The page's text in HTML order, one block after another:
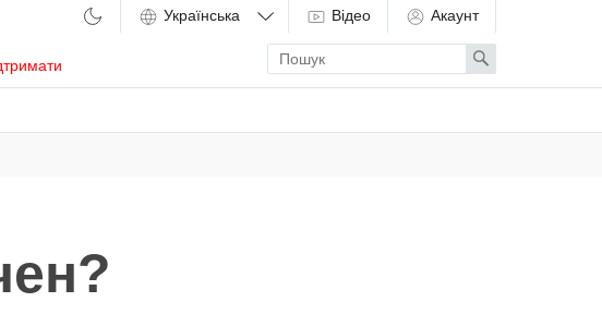
Відео Акаунт
Enter
search
term
Search